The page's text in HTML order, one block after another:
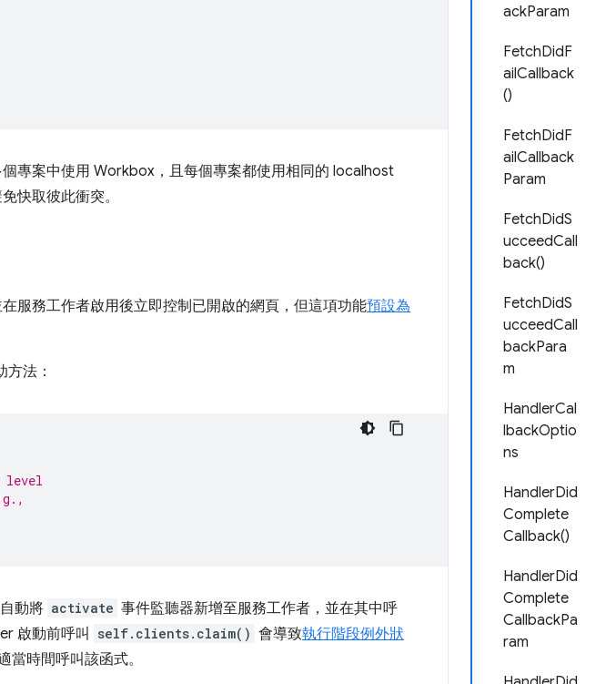
ackParam
FetchDidF
ailCallback
()
FetchDidF
ailCallback
Param
FetchDidS
ucceedCall
back()
FetchDidS
ucceedCall
backPara
m
HandlerCal
lbackOptio
ns
HandlerDid
Complete
Callback()
HandlerDid
Complete
CallbackPa
ram
專案中使用 Workbox，且每個專案都使用相同的 localhost
快取彼此衝突。
服務工作者啟用後立即控制已開啟的網頁，但這項功能預設為
方法：
level
動將 activate 事件監聽器新增至服務工作者，並在其中呼
啟動前呼叫 self.clients.claim() 會導致執行階段例外狀
當時間呼叫該函式。